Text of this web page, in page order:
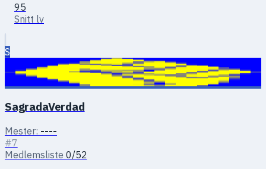
95
Snitt lv
S
SagradaVerdad
Mester: ----
#7
Medlemsliste 0/52